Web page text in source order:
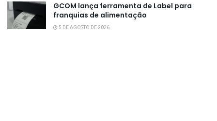
GCOM lança ferramenta de Label para
franquias de alimentação
5 DE AGOSTO DE 2026